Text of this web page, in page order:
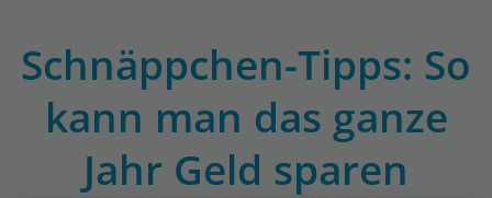
Schnäppchen-Tipps: So
kann man das ganze
Jahr Geld sparen